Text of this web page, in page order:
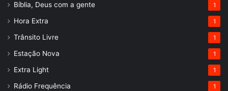
Bíblia, Deus com a gente 1
Hora Extra 1
Trânsito Livre 1
Estação Nova 1
Extra Light 1
Rádio Frequência 1